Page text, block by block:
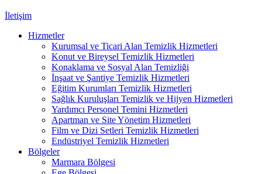
İletişim
Hizmetler
Kurumsal ve Ticari Alan Temizlik Hizmetleri
Konut ve Bireysel Temizlik Hizmetleri
Konaklama ve Sosyal Alan Temizliği
İnşaat ve Şantiye Temizlik Hizmetleri
Eğitim Kurumları Temizlik Hizmetleri
Sağlık Kuruluşları Temizlik ve Hijyen Hizmetleri
Yardımcı Personel Temini Hizmetleri
Apartman ve Site Yönetim Hizmetleri
Film ve Dizi Setleri Temizlik Hizmetleri
Endüstriyel Temizlik Hizmetleri
Bölgeler
Marmara Bölgesi